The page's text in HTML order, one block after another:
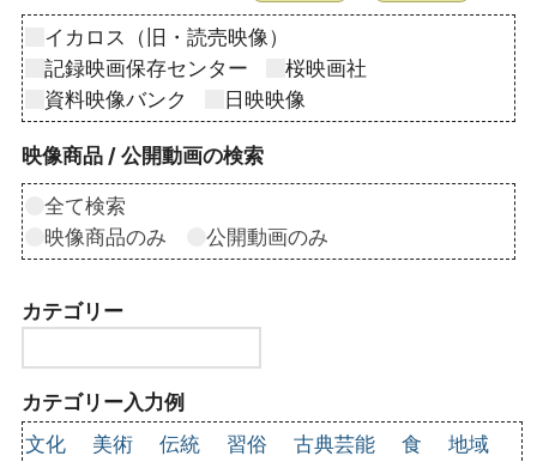
イカロス（旧・読売映像）
記録映画保存センター
桜映画社
資料映像バンク
日映映像
映像商品 / 公開動画の検索
全て検索
映像商品のみ
公開動画のみ
カテゴリー
カテゴリー入力例
文化
美術 伝統 習俗 古典芸能 食
地域